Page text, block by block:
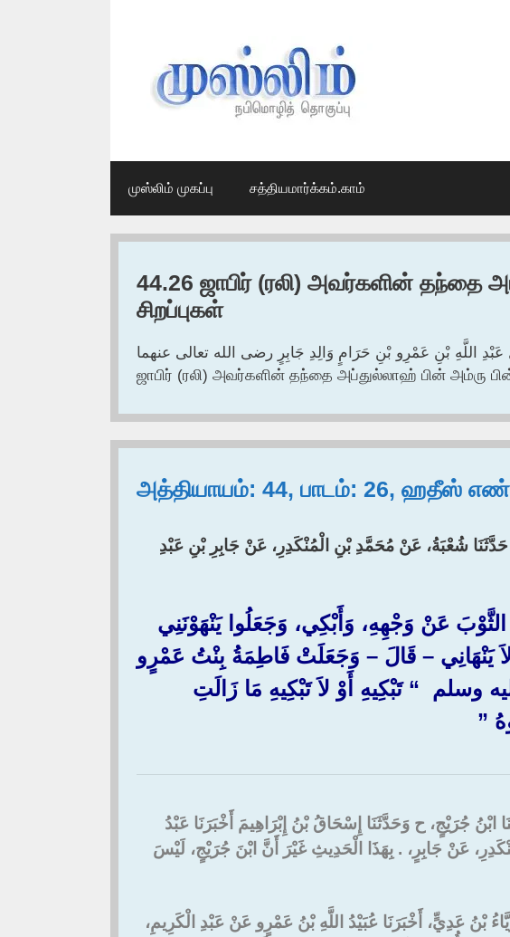
முஸ்லிம் முகப்பு சத்தியமார்க்கம்.காம்
44.26 ஜாபிர் (ரலி) அவர்களின் தந்தை
சிறப்புகள்
اللَّهِ بْنِ عَمْرِو بْنِ حَرَامٍ وَالِدِ جَابِرٍ رضى الله تعالى عنهما
ஜாபிர் (ரலி) அவர்களின் தந்தை அப்துல்லாஹ் பின் அம்ரு
அத்தியாயம்: 44, பாடம்: 26, ஹதீஸ்
شُعْبَةُ، عَنْ مُحَمَّدِ بْنِ الْمُنْكَدِرِ، عَنْ جَابِرِ بْنِ عَبْدِ
عَنْ وَجْهِهِ، وَأَبْكِي، وَجَعَلُوا يَنْهَوْنَنِي
يَنْهَانِي – قَالَ – وَجَعَلَتْ فَاطِمَةُ بِنْتُ عَمْرٍو
وسلم ‏ “‏ تَبْكِيهِ أَوْ لاَ تَبْكِيهِ مَا زَالَتِ
‏”‏
ابْنُ جُرَيْجٍ، ح وَحَدَّثَنَا إِسْحَاقُ بْنُ إِبْرَاهِيمَ أَخْبَرَنَا عَبْدُ
عَنْ جَابِرٍ، ‏.‏ بِهَذَا الْحَدِيثِ غَيْرَ أَنَّ ابْنَ جُرَيْجٍ، لَيْسَ
بْنُ عَدِيٍّ، أَخْبَرَنَا عُبَيْدُ اللَّهِ بْنُ عَمْرٍو عَنْ عَبْدِ الْكَرِيمِ،